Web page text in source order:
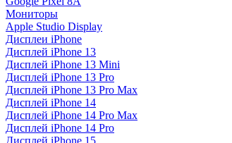
Мониторы
Apple Studio Display
Дисплеи iPhone
Дисплей iPhone 13
Дисплей iPhone 13 Mini
Дисплей iPhone 13 Pro
Дисплей iPhone 13 Pro Max
Дисплей iPhone 14
Дисплей iPhone 14 Pro Max
Дисплей iPhone 14 Pro
Дисплей iPhone 15